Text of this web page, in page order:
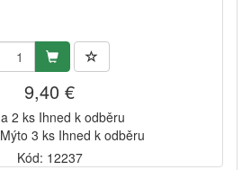
9,40 €
2 ks Ihned k odběru
3 ks Ihned k odběru
Kód: 12237